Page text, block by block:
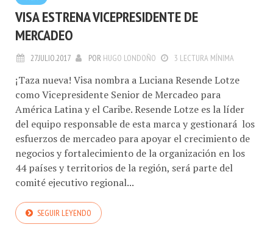
MERCADEO
27.JULIO.2017
¡Taza nueva! Visa nombra a Luciana Resende Lotze
como Vicepresidente Senior de Mercadeo para
América Latina y el Caribe. Resende Lotze es la líder
del equipo responsable de esta marca y gestionará los
esfuerzos de mercadeo para apoyar el crecimiento de
negocios y fortalecimiento de la organización en los
44 países y territorios de la región, será parte del
comité ejecutivo regional...